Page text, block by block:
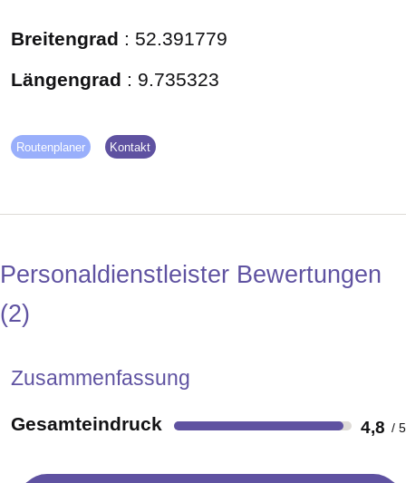
Breitengrad : 52.391779
Längengrad : 9.735323
Routenplaner Kontakt
Personaldienstleister Bewertungen
2
Zusammenfassung
Gesamteindruck 4,8